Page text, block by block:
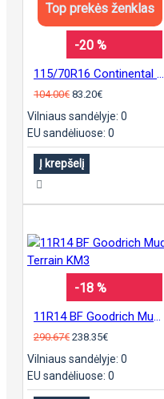
Top prekės ženklas
-20 %
115/70R16 Continental sContact
104.00€ 83.20€
Vilniaus sandėlyje: 0
EU sandėliuose: 0
Į krepšelį
-18 %
11R14 BF Goodrich Mud Terrain KM3
290.67€ 238.35€
Vilniaus sandėlyje: 0
EU sandėliuose: 0